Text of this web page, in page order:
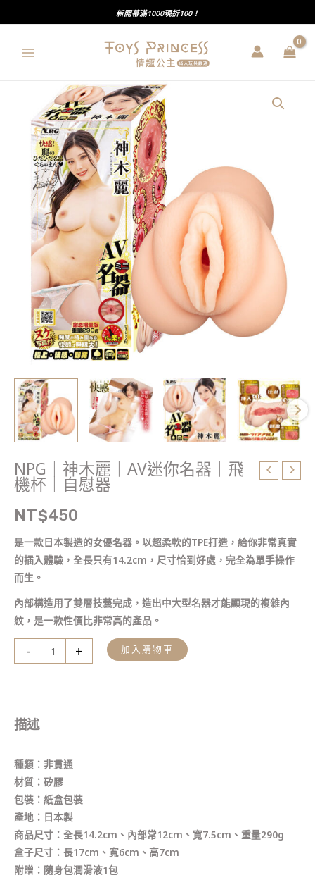
至
新開幕滿1000現折100！
NPG｜神木麗｜AV迷你名器｜飛
機杯｜自慰器
NT$450
是一款日本製造的女優名器。以超柔軟的TPE打造，給你非常真實
的插入體驗，全長只有14.2cm，尺寸恰到好處，完全為單手操作
而生。
內部構造用了雙層技藝完成，造出中大型名器才能顯現的複雜內
紋，是一款性價比非常高的產品。
-
慰
器
數
量
+ 加入購物車
描述
種類：非貫通
材質：矽膠
包裝：紙盒包裝
產地：日本製
商品尺寸：全長14.2cm、內部常12cm、寬7.5cm、重量290g
盒子尺寸：長17cm、寬6cm、高7cm
附贈：隨身包潤滑液1包